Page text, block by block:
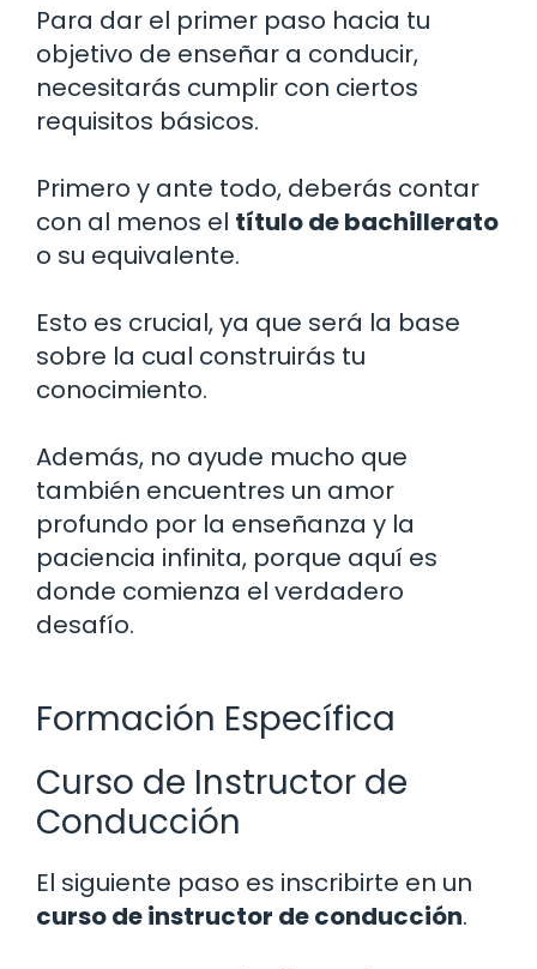
Para dar el primer paso hacia tu
objetivo de enseñar a conducir,
necesitarás cumplir con ciertos
requisitos básicos.
Primero y ante todo, deberás contar
con al menos el título de bachillerato
o su equivalente.
Esto es crucial, ya que será la base
sobre la cual construirás tu
conocimiento.
Además, no ayude mucho que
también encuentres un amor
profundo por la enseñanza y la
paciencia infinita, porque aquí es
donde comienza el verdadero
desafío.
Formación Específica
Curso de Instructor de
Conducción
El siguiente paso es inscribirte en un
curso de instructor de conducción.